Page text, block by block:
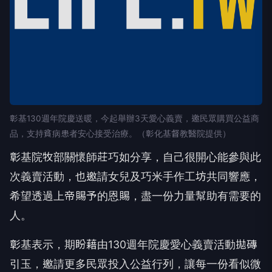
彰基130週年院慶送暖，今起舉辦3天愛心義賣，邀民眾購買公益商
品，支持貧病患者安心接受治療。（彰化基督教醫院提供）
彰基院牧部關懷師莊巧如分享，自己很開心能參與此
次義賣活動，也邀請女兒及巧米手作工坊共同響應，
希望透過上帝賜予的恩賜，盡一份力量幫助有需要的
人。
彰基表示，期盼藉由130週年院慶愛心義賣活動拋磚
引玉，邀請更多民眾投入公益行列，讓每一份看似微